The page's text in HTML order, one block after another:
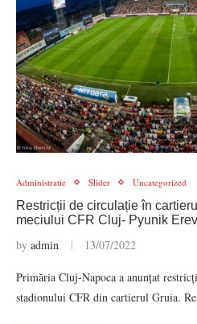
Administratie Slider Uncategorized
Restricții de circulație în
meciului CFR Cluj- Pyunik
by admin 13/07/2022
Primăria Cluj-Napoca a anunțat
stadionului CFR din cartierul Gruia.